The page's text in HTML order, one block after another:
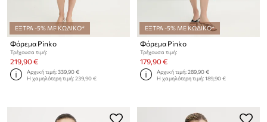
ΕΞΤΡΑ -5% ΜΕ ΚΩΔΙΚΟ*
Φόρεμα Pinko
Τρέχουσα τιμή:
219,90 €
Αρχική τιμή:339,90 €
Η χαμηλότερη τιμή:239,90 €
ΕΞΤΡΑ -5% ΜΕ ΚΩΔΙΚΟ*
Φόρεμα Pinko
Τρέχουσα τιμή:
179,90 €
Αρχική τιμή:289,90 €
Η χαμηλότερη τιμή:189,90 €